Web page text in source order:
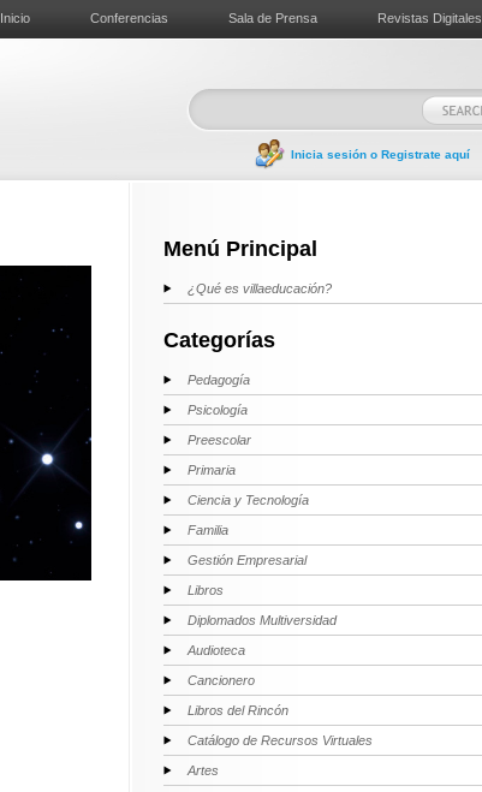
Inicio Conferencias Sala de Prensa Revistas Digitales
Inicia sesión o Registrate aquí
Menú Principal
¿Qué es villaeducación?
Categorías
Pedagogía
Psicología
Preescolar
Primaria
Ciencia y Tecnología
Familia
Gestión Empresarial
Libros
Diplomados Multiversidad
Audioteca
Cancionero
Libros del Rincón
Catálogo de Recursos Virtuales
Artes